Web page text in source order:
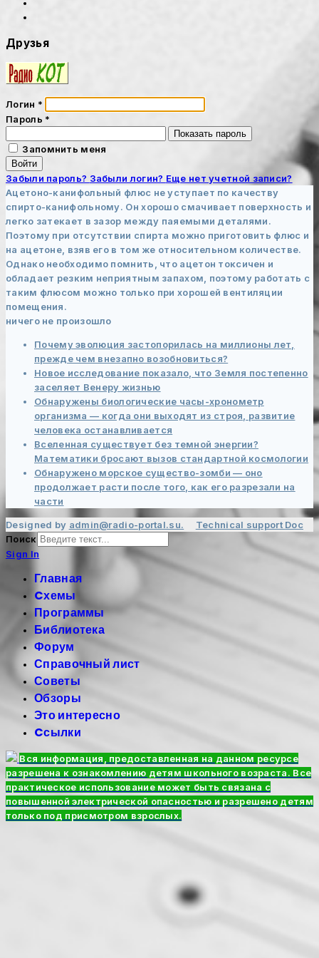
Друзья
Логин *
Пароль *
Показать пароль
Запомнить меня
Войти
Забыли пароль? Забыли логин? Еще нет учетной записи?
Ацетоно-канифольный флюс не уступает по качеству
спирто-канифольному. Он хорошо смачивает поверхность и
легко затекает в зазор между паяемыми деталями.
Поэтому при отсутствии спирта можно приготовить флюс и
на ацетоне, взяв его в том же относительном количестве.
Однако необходимо помнить, что ацетон токсичен и
обладает резким неприятным запахом, поэтому работать с
таким флюсом можно только при хорошей вентиляции
помещения.
ничего не произошло
Почему эволюция застопорилась на миллионы лет,
прежде чем внезапно возобновиться?
Новое исследование показало, что Земля постепенно
заселяет Венеру жизнью
Обнаружены биологические часы-хронометр
организма — когда они выходят из строя, развитие
человека останавливается
Вселенная существует без темной энергии?
Математики бросают вызов стандартной космологии
Обнаружено морское существо-зомби — оно
продолжает расти после того, как его разрезали на
части
Designed by admin@radio-portal.su. Technical support Doc
Поиск
Sign In
Главная
Cхемы
Программы
Библиотека
Форум
Справочный лист
Советы
Обзоры
Это интересно
Cсылки
Вся информация, предоставленная на данном ресурсе
разрешена к ознакомлению детям школьного возраста. Все
практическое использование может быть связана с
повышенной электрической опасностью и разрешено детям
только под присмотром взрослых.